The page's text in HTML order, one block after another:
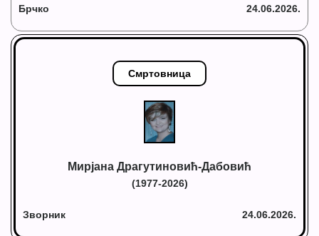
Брчко 24.06.2026.
Смртовница
Мирјана Драгутиновић-Дабовић
(1977-2026)
Зворник 24.06.2026.